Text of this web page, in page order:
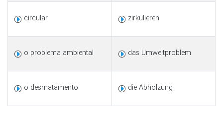
circular zirkulieren
o problema ambiental das Umweltproblem
o desmatamento die Abholzung